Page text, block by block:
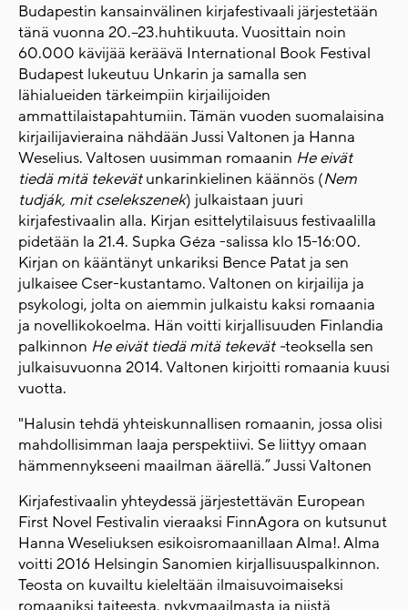
Budapestin kansainvälinen kirjafestivaali järjestetään
tänä vuonna 20.–23.huhtikuuta. Vuosittain noin
60.000 kävijää keräävä International Book Festival
Budapest lukeutuu Unkarin ja samalla sen
lähialueiden tärkeimpiin kirjailijoiden
ammattilaistapahtumiin. Tämän vuoden suomalaisina
kirjailijavieraina nähdään Jussi Valtonen ja Hanna
Weselius. Valtosen uusimman romaanin He eivät
tiedä mitä tekevätunkarinkielinen käännös (Nem
tudják, mit cselekszenek) julkaistaan juuri
kirjafestivaalin alla. Kirjan esittelytilaisuus festivaalilla
pidetään la 21.4. Supka Géza -salissa klo 15-16:00.
Kirjan on kääntänyt unkariksi Bence Patat ja sen
julkaisee Cser-kustantamo. Valtonen on kirjailija ja
psykologi, jolta on aiemmin julkaistu kaksi romaania
ja novellikokoelma. Hän voitti kirjallisuuden Finlandia
palkinnon He eivät tiedä mitä tekevät -teoksella sen
julkaisuvuonna 2014. Valtonen kirjoitti romaania kuusi
vuotta.
"Halusin tehdä yhteiskunnallisen romaanin, jossa olisi
mahdollisimman laaja perspektiivi. Se liittyy omaan
hämmennykseeni maailman äärellä.” Jussi Valtonen
Kirjafestivaalin yhteydessä järjestettävän European
First Novel Festivalin vieraaksi FinnAgora on kutsunut
Hanna Weseliuksen esikoisromaanillaan Alma!. Alma
voitti 2016 Helsingin Sanomien kirjallisuuspalkinnon.
Teosta on kuvailtu kieleltään ilmaisuvoimaiseksi